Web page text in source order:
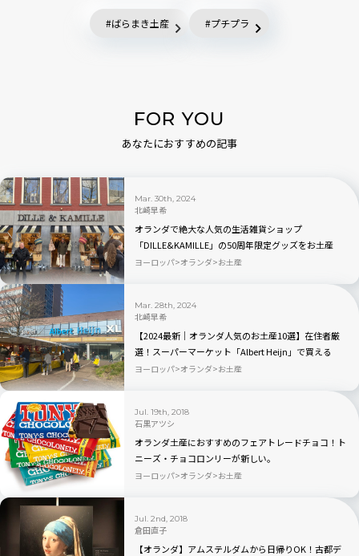
ばらまき土産 プチプラ
FOR YOU
あなたにおすすめの記事
Mar. 30th, 2024
北崎早希
オランダで絶大な人気の生活雑貨ショップ
「DILLE&KAMILLE」の50周年限定グッズをお土産
に！
ヨーロッパ オランダ お土産
Mar. 28th, 2024
北崎早希
【2024最新｜オランダ人気のお土産10選】在住者厳
選！スーパーマーケット「Albert Heijn」で買える
ヨーロッパ オランダ お土産
Jul. 19th, 2018
石黒アツシ
オランダ土産におすすめのフェアトレードチョコ！ト
ニーズ・チョコロンリーが新しい。
ヨーロッパ オランダ お土産
Jul. 2nd, 2018
倉田直子
【オランダ】アムステルダムから日帰りOK！古都デ